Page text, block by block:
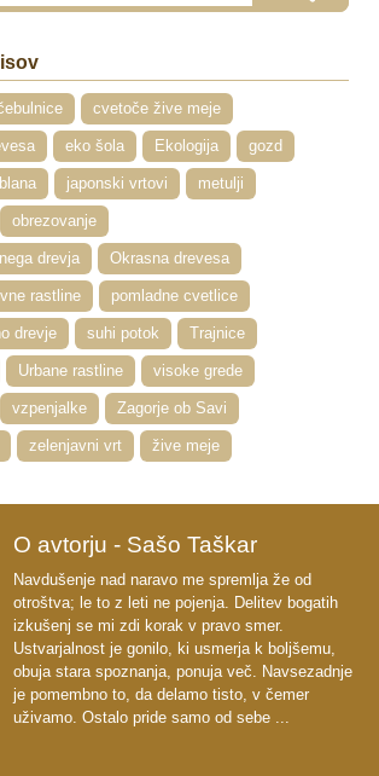
cvetoče žive meje
eko šola Ekologija gozd
japonski vrtovi metulji
obrezovanje
drevja Okrasna drevesa
rastline pomladne cvetlice
drevje suhi potok Trajnice
Urbane rastline visoke grede
vzpenjalke Zagorje ob Savi
zelenjavni vrt žive meje
O avtorju - Sašo Taškar
Navdušenje nad naravo me spremlja že od
otroštva; le to z leti ne pojenja. Delitev bogatih
izkušenj se mi zdi korak v pravo smer.
Ustvarjalnost je gonilo, ki usmerja k boljšemu,
obuja stara spoznanja, ponuja več. Navsezadnje
je pomembno to, da delamo tisto, v čemer
uživamo. Ostalo pride samo od sebe ...